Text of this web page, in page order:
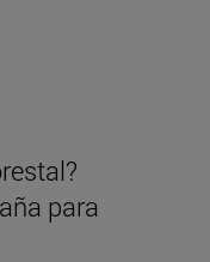
para